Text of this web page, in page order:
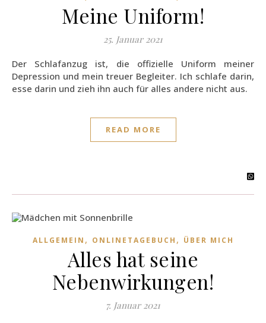
Meine Uniform!
25. Januar 2021
Der Schlafanzug ist, die offizielle Uniform meiner
Depression und mein treuer Begleiter. Ich schlafe darin,
esse darin und zieh ihn auch für alles andere nicht aus.
READ MORE
ALLGEMEIN , ONLINETAGEBUCH , ÜBER MICH
Alles hat seine
Nebenwirkungen!
7. Januar 2021